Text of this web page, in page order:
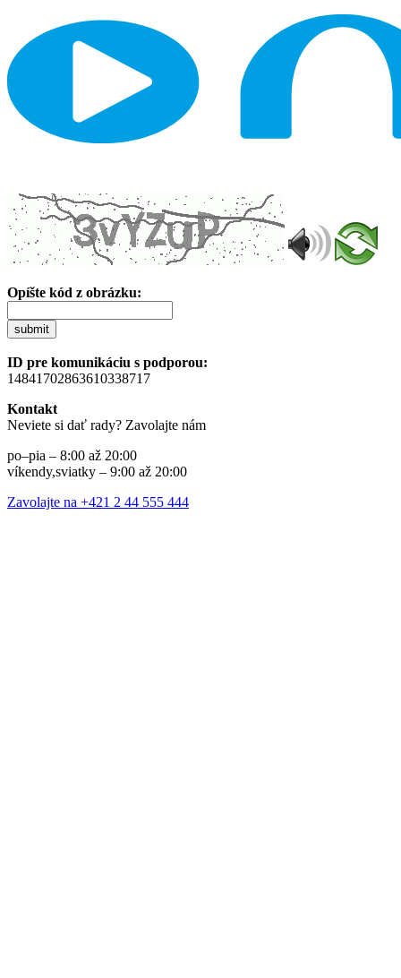
Opíšte kód z obrázku:
submit
ID pre komunikáciu s podporou:
14841702863610338717
Kontakt
Neviete si dať rady? Zavolajte nám
po–pia – 8:00 až 20:00
víkendy,sviatky – 9:00 až 20:00
Zavolajte na +421 2 44 555 444